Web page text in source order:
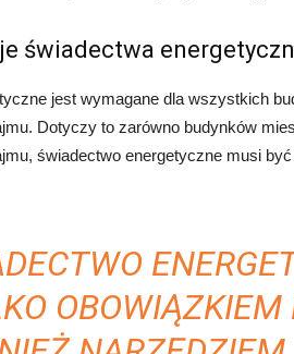
świadectwa
jest wymagane dla wszystkich
Dotyczy to zarówno budynków
świadectwo energetyczne musi